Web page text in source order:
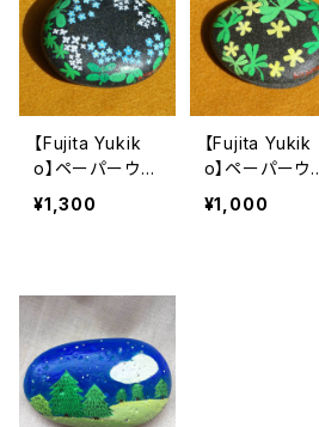
【Fujita Yukik
o】ペーパーウエ
イト（Flowers
２）
¥1,300
【Fujita Yukik
o】ペーパーウ
イト（Flowers
３）
¥1,000